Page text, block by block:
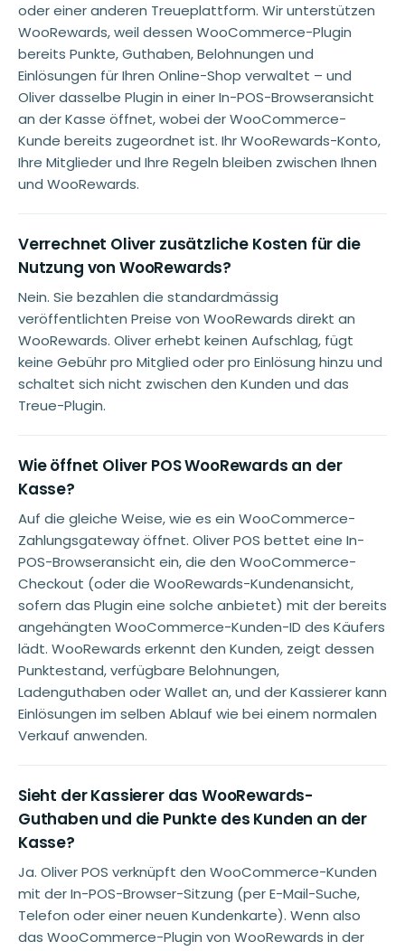
oder einer anderen Treueplattform. Wir unterstützen
WooRewards, weil dessen WooCommerce-Plugin
bereits Punkte, Guthaben, Belohnungen und
Einlösungen für Ihren Online-Shop verwaltet – und
Oliver dasselbe Plugin in einer In-POS-Browseransicht
an der Kasse öffnet, wobei der WooCommerce-
Kunde bereits zugeordnet ist. Ihr WooRewards-Konto,
Ihre Mitglieder und Ihre Regeln bleiben zwischen Ihnen
und WooRewards.
Verrechnet Oliver zusätzliche Kosten für die
Nutzung von WooRewards?
Nein. Sie bezahlen die standardmässig
veröffentlichten Preise von WooRewards direkt an
WooRewards. Oliver erhebt keinen Aufschlag, fügt
keine Gebühr pro Mitglied oder pro Einlösung hinzu und
schaltet sich nicht zwischen den Kunden und das
Treue-Plugin.
Wie öffnet Oliver POS WooRewards an der
Kasse?
Auf die gleiche Weise, wie es ein WooCommerce-
Zahlungsgateway öffnet. Oliver POS bettet eine In-
POS-Browseransicht ein, die den WooCommerce-
Checkout (oder die WooRewards-Kundenansicht,
sofern das Plugin eine solche anbietet) mit der bereits
angehängten WooCommerce-Kunden-ID des Käufers
lädt. WooRewards erkennt den Kunden, zeigt dessen
Punktestand, verfügbare Belohnungen,
Ladenguthaben oder Wallet an, und der Kassierer kann
Einlösungen im selben Ablauf wie bei einem normalen
Verkauf anwenden.
Sieht der Kassierer das WooRewards-
Guthaben und die Punkte des Kunden an der
Kasse?
Ja. Oliver POS verknüpft den WooCommerce-Kunden
mit der In-POS-Browser-Sitzung (per E-Mail-Suche,
Telefon oder einer neuen Kundenkarte). Wenn also
das WooCommerce-Plugin von WooRewards in der